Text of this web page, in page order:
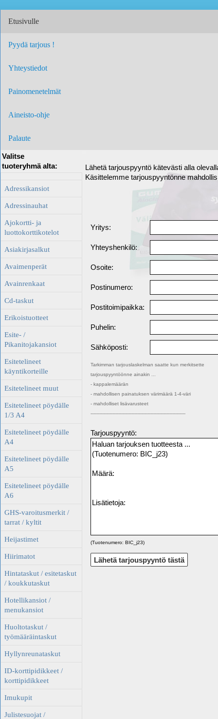
Etusivulle
Pyydä tarjous !
Yhteystiedot
Painomenetelmät
Aineisto-ohje
Palaute
Valitse
tuoteryhmä alta:
Adressikansiot
Adressinauhat
Ajokortti- ja
luottokorttikotelot
Asiakirjasalkut
Avaimenperät
Avainrenkaat
Cd-taskut
Erikoistuotteet
Esite- /
Pikanitojakansiot
Esitetelineet
käyntikorteille
Esitetelineet muut
Esitetelineet pöydälle
1/3 A4
Esitetelineet pöydälle
A4
Esitetelineet pöydälle
A5
Esitetelineet pöydälle
A6
GHS-varoitusmerkit /
tarrat / kyltit
Heijastimet
Hiirimatot
Hintataskut / esitetaskut
/ koukkutaskut
Hotellikansiot /
menukansiot
Huoltotaskut /
työmääräintaskut
Hyllynreunataskut
ID-korttipidikkeet /
korttipidikkeet
Imukupit
Julistesuojat /
Lähetä tarjouspyyntö kätevästi alla
Käsittelemme tarjouspyyntönne
Yritys:
Yhteyshenkilö:
Osoite:
Postinumero:
Postitoimipaikka:
Puhelin:
Sähköposti:
Tarkimman tarjouslaskelman saatte kun merkitsette
tarjouspyyntöönne ainakin ...
- kappalemäärän
- mahdollisen painatuksen värimäärä 1-4-väri
- mahdolliset lisävarusteet
-----------------------------------------------------------------
Tarjouspyyntö:
(Tuotenumero: BIC_j23)